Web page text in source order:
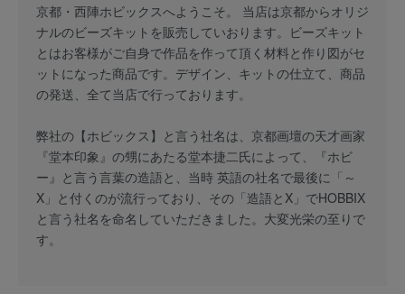
京都・西陣ホビックスへようこそ。 当店は京都からオリジ
ナルのビーズキットを販売していおります。ビーズキット
とはお客様がご自身で作品を作って頂く材料と作り図がセ
ットになった商品です。デザイン、キットの仕立て、商品
の発送、全て当店で行っております。
弊社の【ホビックス】と言う社名は、京都画壇の天才画家
『堂本印象』の甥にあたる堂本捷二氏によって、『ホビ
ー』と言う言葉の造語と、当時 英語の社名で最後に「～
X」と付くのが流行っており、その「造語とX」でHOBBIX
と言う社名を命名していただきました。大変光栄の至りで
す。